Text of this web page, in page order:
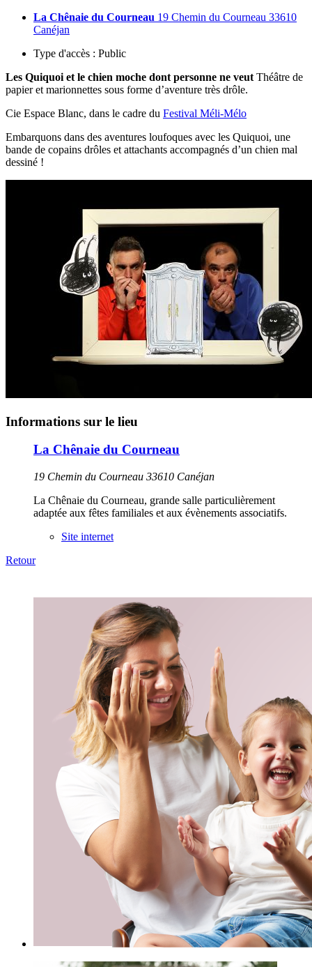
La Chênaie du Courneau 19 Chemin du Courneau 33610
Canéjan
Type d'accès : Public
Les Quiquoi et le chien moche dont personne ne veut Théâtre de
papier et marionnettes sous forme d’aventure très drôle.
Cie Espace Blanc, dans le cadre du Festival Méli-Mélo
Embarquons dans des aventures loufoques avec les Quiquoi, une
bande de copains drôles et attachants accompagnés d’un chien mal
dessiné !
Informations sur le lieu
La Chênaie du Courneau
19 Chemin du Courneau 33610 Canéjan
La Chênaie du Courneau, grande salle particulièrement
adaptée aux fêtes familiales et aux évènements associatifs.
Site internet
Retour